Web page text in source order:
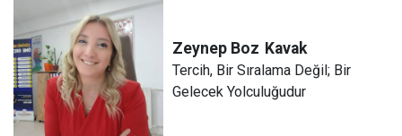
Zeynep Boz Kavak
Tercih, Bir Sıralama Değil; Bir
Gelecek Yolculuğudur